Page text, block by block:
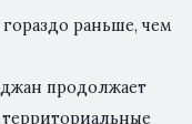
раньше, чем
продолжает